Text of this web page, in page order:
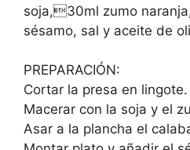
soja,30ml zumo
sésamo, sal y aceite de
PREPARACIÓN:
Cortar la presa en lingote.
Macerar con la soja y el
Asar a la plancha el